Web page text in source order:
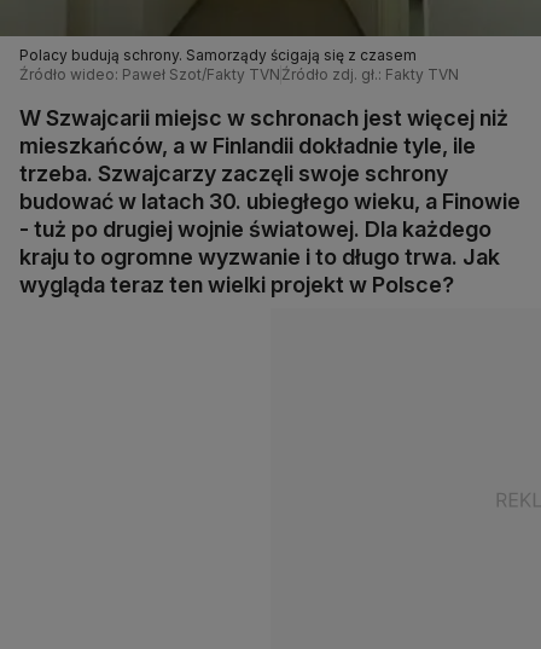
Polacy budują schrony. Samorządy ścigają się z czasem
Źródło wideo: Paweł Szot/Fakty TVN Źródło zdj. gł.: Fakty TVN
W Szwajcarii miejsc w schronach jest więcej niż
mieszkańców, a w Finlandii dokładnie tyle, ile
trzeba. Szwajcarzy zaczęli swoje schrony
budować w latach 30. ubiegłego wieku, a Finowie
- tuż po drugiej wojnie światowej. Dla każdego
kraju to ogromne wyzwanie i to długo trwa. Jak
wygląda teraz ten wielki projekt w Polsce?